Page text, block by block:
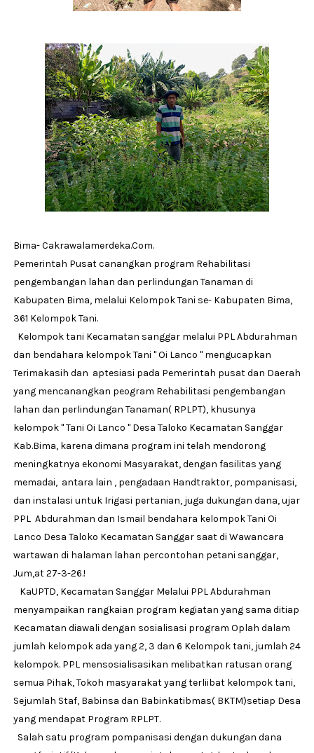
Bima- Cakrawalamerdeka.Com.
Pemerintah Pusat canangkan program Rehabilitasi
pengembangan lahan dan perlindungan Tanaman di
Kabupaten Bima, melalui Kelompok Tani se- Kabupaten Bima,
361 Kelompok Tani.
Kelompok tani Kecamatan sanggar melalui PPL Abdurahman
dan bendahara kelompok Tani " Oi Lanco " mengucapkan
Terimakasih dan aptesiasi pada Pemerintah pusat dan Daerah
yang mencanangkan peogram Rehabilitasi pengembangan
lahan dan perlindungan Tanaman( RPLPT), khusunya
kelompok " Tani Oi Lanco " Desa Taloko Kecamatan Sanggar
Kab.Bima, karena dimana program ini telah mendorong
meningkatnya ekonomi Masyarakat, dengan fasilitas yang
memadai, antara lain , pengadaan Handtraktor, pompanisasi,
dan instalasi untuk Irigasi pertanian, juga dukungan dana, ujar
PPL Abdurahman dan Ismail bendahara kelompok Tani Oi
Lanco Desa Taloko Kecamatan Sanggar saat di Wawancara
wartawan di halaman lahan percontohan petani sanggar,
Jum,at 27-3-26.!
KaUPTD, Kecamatan Sanggar Melalui PPL Abdurahman
menyampaikan rangkaian program kegiatan yang sama ditiap
Kecamatan diawali dengan sosialisasi program Oplah dalam
jumlah kelompok ada yang 2, 3 dan 6 Kelompok tani, jumlah 24
kelompok. PPL mensosialisasikan melibatkan ratusan orang
semua Pihak, Tokoh masyarakat yang terliibat kelompok tani,
Sejumlah Staf, Babinsa dan Babinkatibmas( BKTM)setiap Desa
yang mendapat Program RPLPT.
Salah satu program pompanisasi dengan dukungan dana